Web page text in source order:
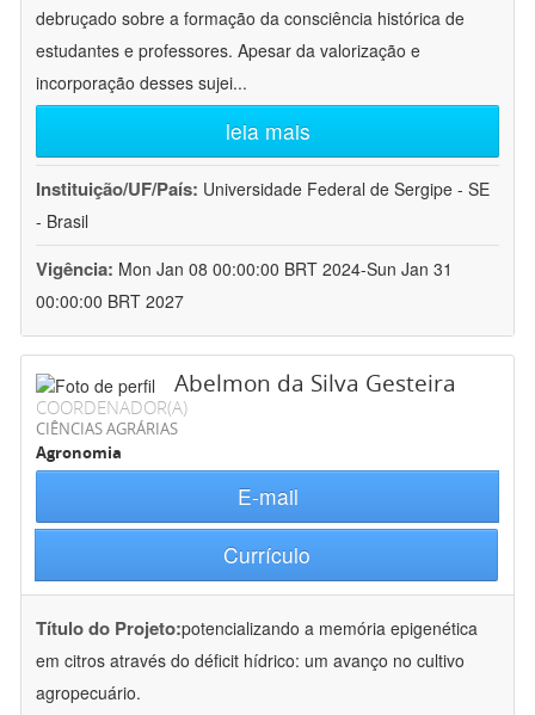
debruçado sobre a formação da consciência histórica de
estudantes e professores. Apesar da valorização e
incorporação desses sujei...
leia mais
Instituição/UF/País: Universidade Federal de Sergipe - SE
- Brasil
Vigência: Mon Jan 08 00:00:00 BRT 2024-Sun Jan 31
00:00:00 BRT 2027
Abelmon da Silva Gesteira
COORDENADOR(A)
CIÊNCIAS AGRÁRIAS
Agronomia
E-mail
Currículo
Título do Projeto:potencializando a memória epigenética
em citros através do déficit hídrico: um avanço no cultivo
agropecuário.